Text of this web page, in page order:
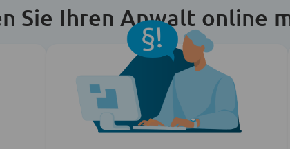
Sie Ihren Anwalt online